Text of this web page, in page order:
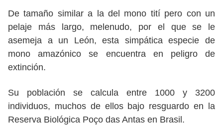
De tamaño similar a la del mono tití pero con un
pelaje más largo, melenudo, por el que se le
asemeja a un León, esta simpática especie de
mono amazónico se encuentra en peligro de
extinción.
Su población se calcula entre 1000 y 3200
individuos, muchos de ellos bajo resguardo en la
Reserva Biológica Poço das Antas en Brasil.